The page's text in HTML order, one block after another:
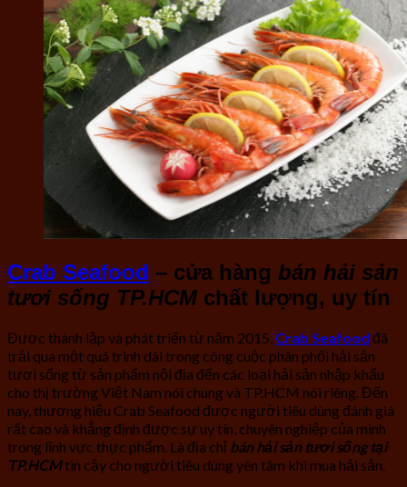
Crab Seafood – cửa hàng bán hải sản
tươi sống TP.HCM chất lượng, uy tín
Được thành lập và phát triển từ năm 2015, Crab Seafood đã
trải qua một quá trình dài trong công cuộc phân phối hải sản
tươi sống từ sản phẩm nội địa đến các loại hải sản nhập khẩu
cho thị trường Việt Nam nói chung và TP.HCM nói riêng. Đến
nay, thương hiệu Crab Seafood được người tiêu dùng đánh giá
rất cao và khẳng định được sự uy tín, chuyên nghiệp của mình
trong lĩnh vực thực phẩm. Là địa chỉ bán hải sản tươi sống tại
TP.HCMtin cậy cho người tiêu dùng yên tâm khi mua hải sản.